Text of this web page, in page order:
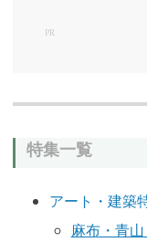
PR
特集一覧
アート・建築
麻布・青